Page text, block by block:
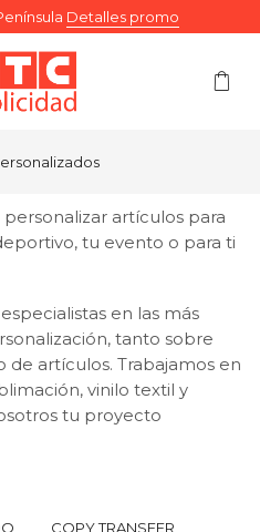
Detalles promo
artículos para
tu evento o para ti
en las más
tanto sobre
artículos. Trabajamos en
vinilo textil y
tu proyecto
COPY TRANSFER